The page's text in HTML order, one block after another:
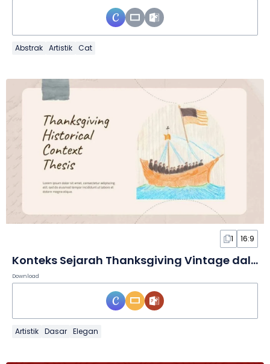
Abstrak Artistik Cat
1 16:9
Konteks Sejarah Thanksgiving Vintage dalam Slide
Download
Artistik Dasar Elegan